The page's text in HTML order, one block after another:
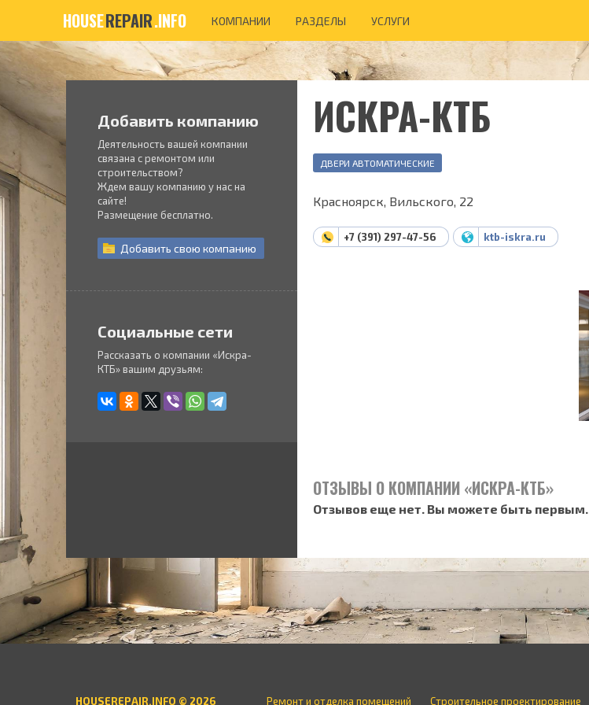
HOUSEREPAIR.INFO КОМПАНИИ РАЗДЕЛЫ УСЛУГИ
Добавить компанию
Деятельность вашей компании
связана с ремонтом или
строительством?
Ждем вашу компанию у нас на
сайте!
Размещение бесплатно.
Добавить свою компанию
Социальные сети
Рассказать о компании «Искра-
КТБ» вашим друзьям:
ИСКРА-КТБ
ДВЕРИ АВТОМАТИЧЕСКИЕ
Красноярск, Вильского, 22
+7 (391) 297-47-56 ktb-iskra.ru
ОТЗЫВЫ О КОМПАНИИ «ИСКРА-КТБ»
Отзывов еще нет. Вы можете быть первым.
HOUSEREPAIR.INFO © 2026 Ремонт и отделка помещений Строительное проектирование